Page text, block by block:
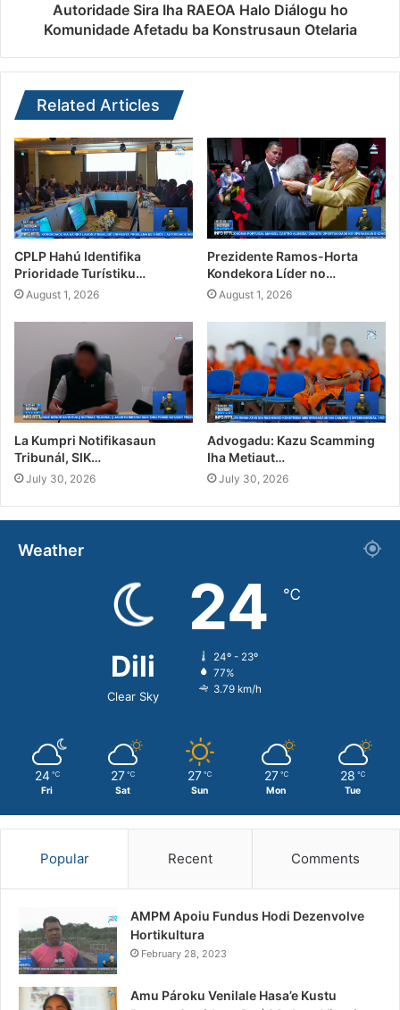
Autoridade Sira Iha RAEOA Halo Diálogu ho
Komunidade Afetadu ba Konstrusaun Otelaria
Related Articles
CPLP Hahú Identifika
Prioridade Turístiku…
August 1, 2026
Prezidente Ramos-Horta
Kondekora Líder no…
August 1, 2026
La Kumpri Notifikasaun
Tribunál, SIK…
July 30, 2026
Advogadu: Kazu Scamming
Iha Metiaut…
July 30, 2026
Weather
Dili
Clear Sky
24 ℃
24º - 23º
77%
3.79 km/h
24 ℃
Fri
27 ℃
Sat
27 ℃
Sun
27 ℃
Mon
28 ℃
Tue
Popular Recent Comments
AMPM Apoiu Fundus Hodi Dezenvolve
Hortikultura
February 28, 2023
Amu Pároku Venilale Hasa’e Kustu